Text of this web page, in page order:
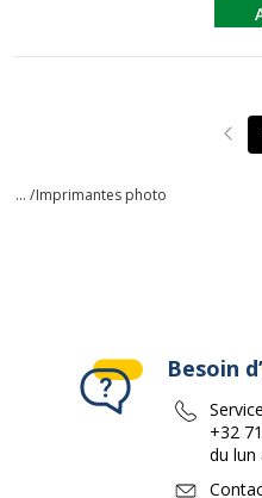
... /Imprimantes photo
Besoin
+32
du lun